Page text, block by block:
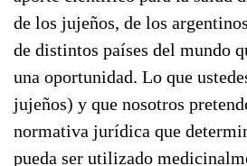
de los jujeños, de los
de distintos países del mundo
una oportunidad. Lo que
jujeños) y que nosotros
normativa jurídica que
pueda ser utilizado